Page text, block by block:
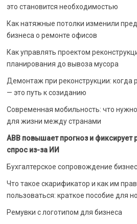
это становится необходимостью
Как натяжные потолки изменили
бизнеса о ремонте офисов
Как управлять проектом
планирования до вывоза мусора
Демонтаж при реконструкции: когда
— это путь к созиданию
Современная мобильность: что
для жизни между странами
ABB повышает прогноз и фиксирует
спрос из-за ИИ
Бухгалтерское сопровождение
Что такое скарификатор и как им
пользоваться: краткое пособие для
Ремувки с логотипом для бизнеса